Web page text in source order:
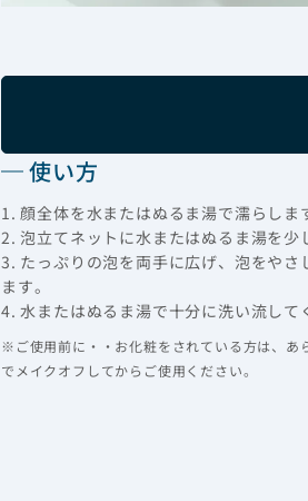
使い方
1. 顔全体を水またはぬるま湯で濡らしま
2. 泡立てネットに水またはぬるま湯を
3. たっぷりの泡を両手に広げ、泡をや
ます。
4. 水またはぬるま湯で十分に洗い流して
※ご使用前に・・お化粧をされている方は、あ
でメイクオフしてからご使用ください。